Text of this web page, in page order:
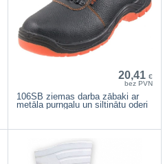
20,41 €
bez PVN
106SB ziemas darba zābaki ar
metāla purngalu un siltinātu oderi